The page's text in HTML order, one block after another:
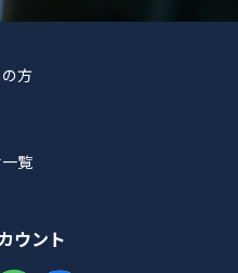
方
覧
ウント